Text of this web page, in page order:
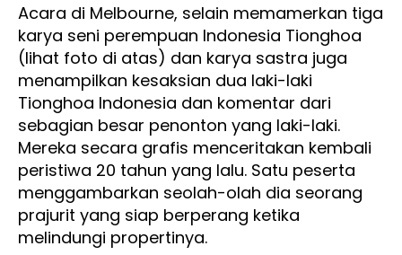
Acara di Melbourne, selain memamerkan tiga
karya seni perempuan Indonesia Tionghoa
(lihat foto di atas) dan karya sastra juga
menampilkan kesaksian dua laki-laki
Tionghoa Indonesia dan komentar dari
sebagian besar penonton yang laki-laki.
Mereka secara grafis menceritakan kembali
peristiwa 20 tahun yang lalu. Satu peserta
menggambarkan seolah-olah dia seorang
prajurit yang siap berperang ketika
melindungi propertinya.